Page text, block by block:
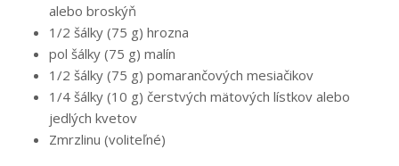
alebo broskýň
1/2 šálky (75 g) hrozna
pol šálky (75 g) malín
1/2 šálky (75 g) pomarančových mesiačikov
1/4 šálky (10 g) čerstvých mätových lístkov alebo
jedlých kvetov
Zmrzlinu (voliteľné)